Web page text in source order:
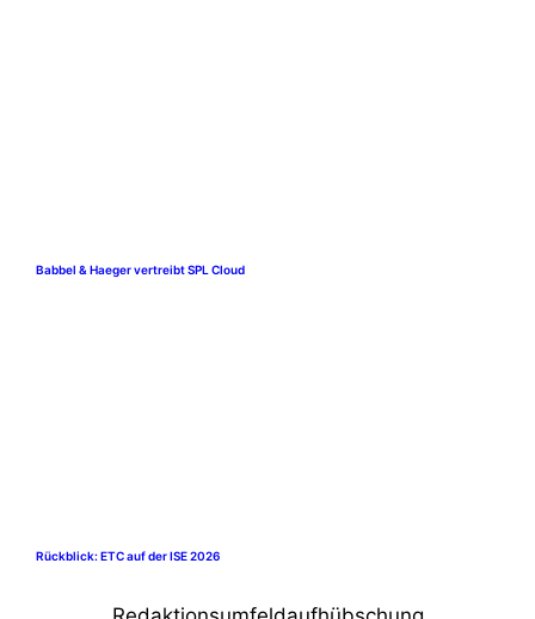
Babbel & Haeger vertreibt SPL Cloud
Rückblick: ETC auf der ISE 2026